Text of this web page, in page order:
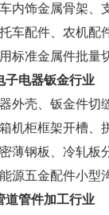
饰金属骨架、
配件、农机配
准金属件批量
子电器钣金行业
壳、钣金件切
柜框架开槽、
钢板、冷轧板
五金配件小型
道管件加工行业